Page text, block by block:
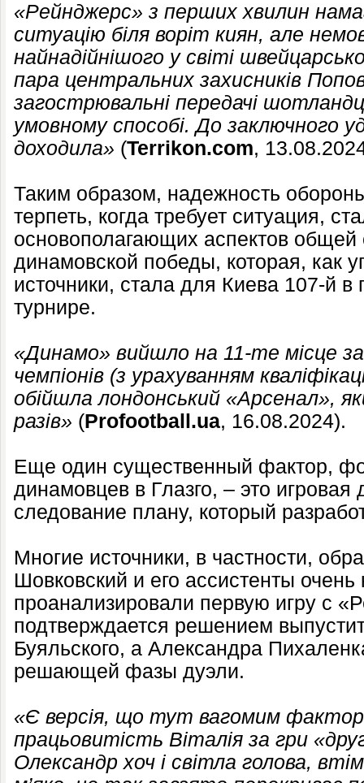
«Рейнджерс» з перших хвилин
ситуацію біля воріт киян, але
найнадійнішого у світі
пара центральних захисників
загострювальні передачі
умовному способі. До заключного
доходила» (Terrikon.com,
Таким образом, надежность
терпеть, когда требует ситуация,
основополагающих аспектов
динамовской победы, которая, как
источники, стала для Киева 107-й в
турнире.
«Динамо» вийшло на 11-те місце за
чемпіонів (з урахуванням
обійшла лондонський «Арсенал»,
разів» (Profootball.ua, 16.08.2024).
Еще один существенный фактор,
динамовцев в Глазго, – это игровая
следование плану, который
Многие источники, в частности,
Шовковский и его ассистенты очень
проанализировали первую игру с
подтверждается решением
Буяльского, а Александра
решающей фазы дуэли.
«Є версія, що тут вагомим
працьовитість Віталія за гри
Олександр хоч і світла голова,